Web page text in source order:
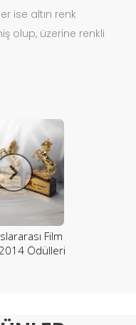
ise altın renk
olup, üzerine renkli
Film
Ödülleri